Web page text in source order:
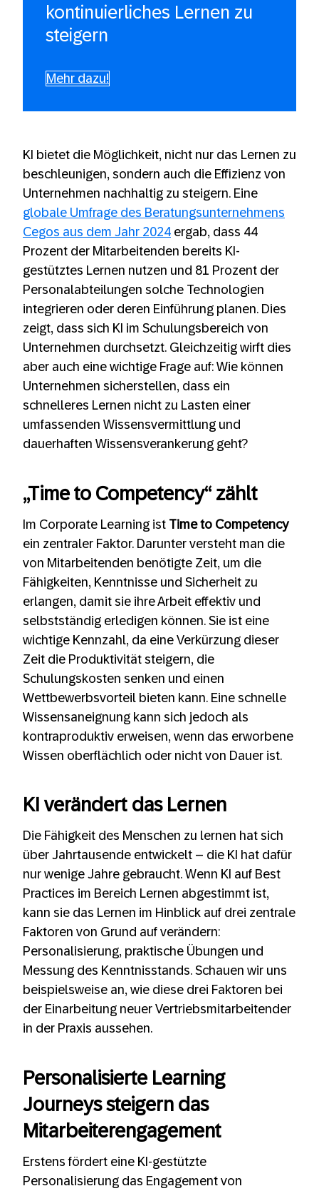
kontinuierliches Lernen zu
steigern
Mehr dazu!
KI bietet die Möglichkeit, nicht nur das Lernen zu
beschleunigen, sondern auch die Effizienz von
Unternehmen nachhaltig zu steigern. Eine
globale Umfrage des Beratungsunternehmens
Cegos aus dem Jahr 2024 ergab, dass 44
Prozent der Mitarbeitenden bereits KI-
gestütztes Lernen nutzen und 81 Prozent der
Personalabteilungen solche Technologien
integrieren oder deren Einführung planen. Dies
zeigt, dass sich KI im Schulungsbereich von
Unternehmen durchsetzt. Gleichzeitig wirft dies
aber auch eine wichtige Frage auf: Wie können
Unternehmen sicherstellen, dass ein
schnelleres Lernen nicht zu Lasten einer
umfassenden Wissensvermittlung und
dauerhaften Wissensverankerung geht?
„Time to Competency“ zählt
Im Corporate Learning ist Time to Competency
ein zentraler Faktor. Darunter versteht man die
von Mitarbeitenden benötigte Zeit, um die
Fähigkeiten, Kenntnisse und Sicherheit zu
erlangen, damit sie ihre Arbeit effektiv und
selbstständig erledigen können. Sie ist eine
wichtige Kennzahl, da eine Verkürzung dieser
Zeit die Produktivität steigern, die
Schulungskosten senken und einen
Wettbewerbsvorteil bieten kann. Eine schnelle
Wissensaneignung kann sich jedoch als
kontraproduktiv erweisen, wenn das erworbene
Wissen oberflächlich oder nicht von Dauer ist.
KI verändert das Lernen
Die Fähigkeit des Menschen zu lernen hat sich
über Jahrtausende entwickelt – die KI hat dafür
nur wenige Jahre gebraucht. Wenn KI auf Best
Practices im Bereich Lernen abgestimmt ist,
kann sie das Lernen im Hinblick auf drei zentrale
Faktoren von Grund auf verändern:
Personalisierung, praktische Übungen und
Messung des Kenntnisstands. Schauen wir uns
beispielsweise an, wie diese drei Faktoren bei
der Einarbeitung neuer Vertriebsmitarbeitender
in der Praxis aussehen.
Personalisierte Learning
Journeys steigern das
Mitarbeiterengagement
Erstens fördert eine KI-gestützte
Personalisierung das Engagement von